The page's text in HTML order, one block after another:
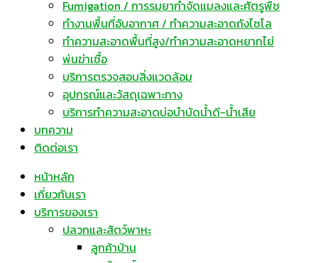
Fumigation / การรมยากำจัดแมลงและศัตรูพืช
ทำงานพื้นที่อับอากาศ / ทำความสะอาดถังไซโล
ทำความสะอาดพื้นที่สูง/ทำความสะอาดหยากไย่
พ่นฆ่าเชื้อ
บริการตรวจสอบสิ่งแวดล้อม
อุปกรณ์และวัสดุเฉพาะทาง
บริการทำความสะอาดบ่อบำบัดน้ำดี-น้ำเสีย
บทความ
ติดต่อเรา
หน้าหลัก
เกี่ยวกับเรา
บริการของเรา
ปลวกและสัตว์พาหะ
ลูกค้าบ้าน